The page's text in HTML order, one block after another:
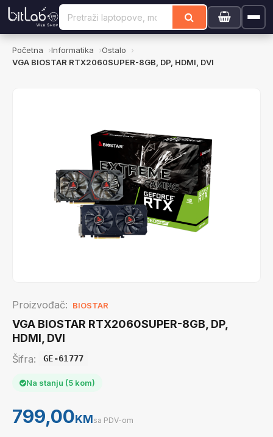
Početna Informatika
Ostalo
VGA BIOSTAR RTX2060SUPER-8GB, DP, HDMI, DVI
Proizvođač: BIOSTAR
VGA BIOSTAR RTX2060SUPER-8GB, DP,
HDMI, DVI
Šifra: GE-61777
Na stanju (5 kom)
799,00KMsa PDV-om